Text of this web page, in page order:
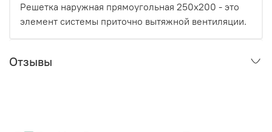
Решетка наружная прямоугольная 250x200 - это
элемент системы приточно вытяжной вентиляции.
Отзывы